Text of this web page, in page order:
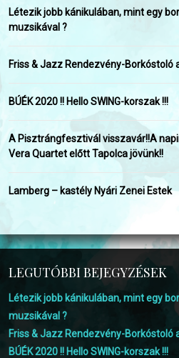
Létezik jobb kánikulában, mint egy
muzsikával ?
Friss & Jazz Rendezvény-Borkóstoló
BÚÉK 2020 !! Hello SWING-korszak !!!
A Pisztrángfesztivál visszavár!!A
Vera Quartet előtt Tapolca jövünk!!
Lamberg – kastély Nyári Zenei Estek
LEGUTÓBBI BEJEGYZÉSEK
Létezik jobb kánikulában, mint egy
muzsikával ?
Friss & Jazz Rendezvény-Borkóstoló
BÚÉK 2020 !! Hello SWING-korszak !!!